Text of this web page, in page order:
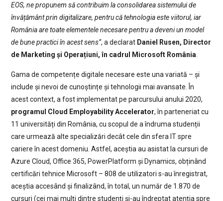
EOS, ne propunem să contribuim la consolidarea sistemului de
învățământ prin digitalizare, pentru că tehnologia este viitorul, iar
România are toate elementele necesare pentru a deveni un model
de bune practici în acest sens”, a declarat Daniel Rusen, Director
de Marketing și Operațiuni, în cadrul Microsoft România
Gama de competențe digitale necesare este una variată – și
include și nevoi de cunoștințe și tehnologii mai avansate. În
acest context, a fost implementat pe parcursului anului 2020,
programul Cloud Employability Accelerator, în parteneriat cu
11 universități din România, cu scopul de a îndruma studenții
care urmează alte specializări decât cele din sfera IT spre
cariere în acest domeniu. Astfel, aceștia au asistat la cursuri de
Azure Cloud, Office 365, PowerPlatform și Dynamics, obținând
certificări tehnice Microsoft – 808 de utilizatori s-au înregistrat,
aceștia accesând și finalizând, în total, un număr de 1.870 de
cursuri (cei mai mulți dintre studenți și-au îndreptat atenția spre